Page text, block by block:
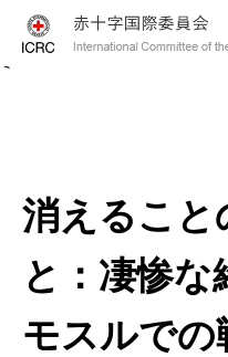
<
消えること
と：凄惨な
モスルでの